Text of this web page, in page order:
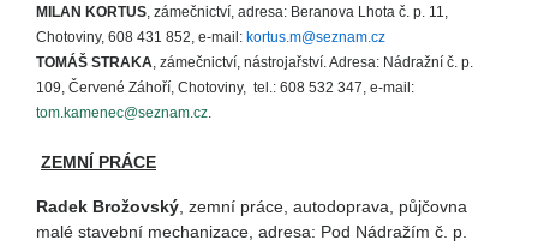
MILAN KORTUS, zámečnictví, adresa: Beranova Lhota č. p. 11,
Chotoviny, 608 431 852, e-mail: kortus.m@seznam.cz
TOMÁŠ STRAKA, zámečnictví, nástrojařství. Adresa: Nádražní č. p.
109, Červené Záhoří, Chotoviny, tel.: 608 532 347, e-mail:
tom.kamenec@seznam.cz.
ZEMNÍ PRÁCE
Radek Brožovský, zemní práce, autodoprava, půjčovna
malé stavební mechanizace, adresa: Pod Nádražím č. p.